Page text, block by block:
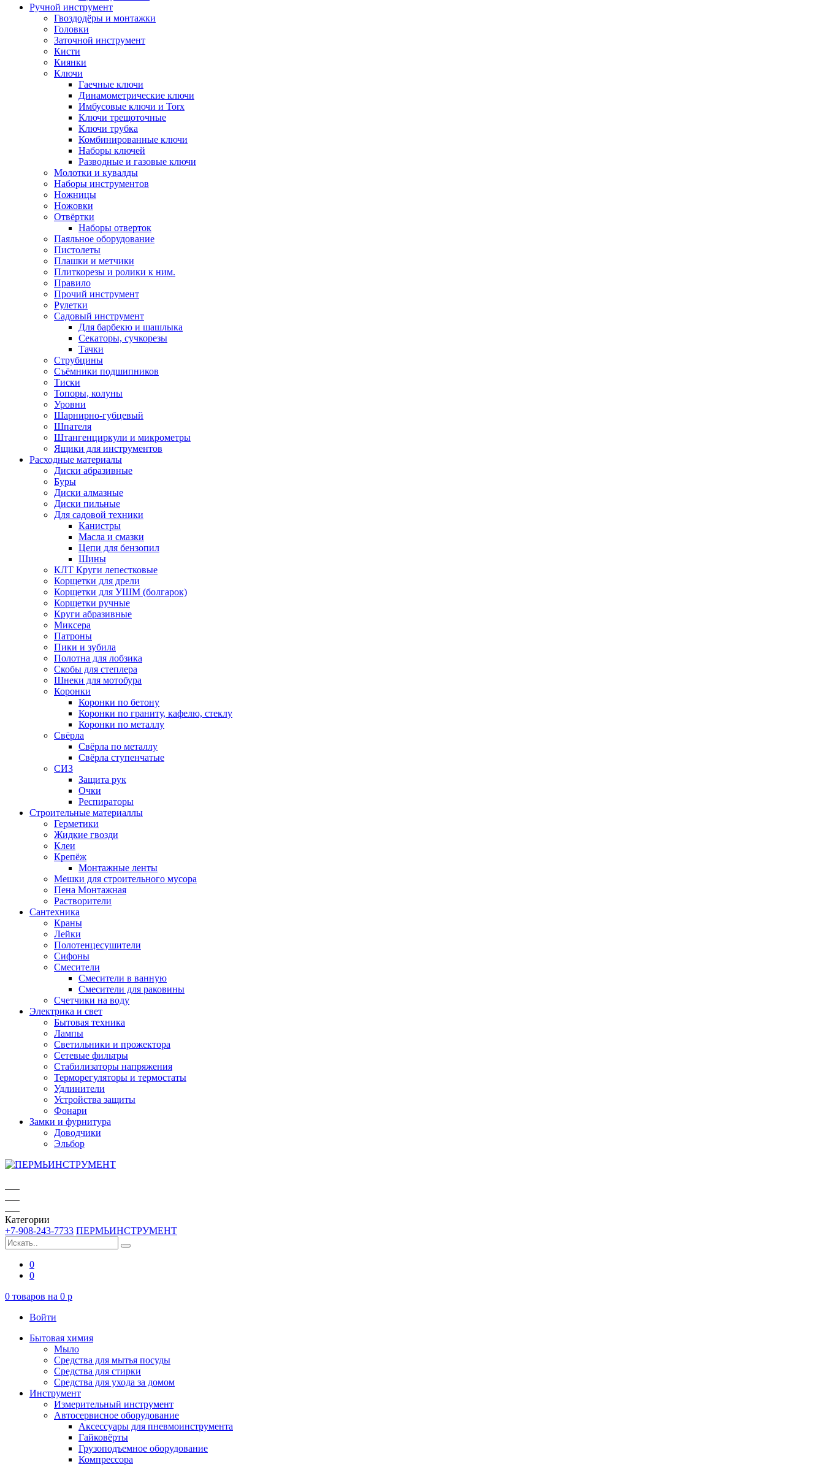
Ручной инструмент
Гвоздодёры и монтажки
Головки
Заточной инструмент
Кисти
Киянки
Ключи
Гаечные ключи
Динамометрические ключи
Имбусовые ключи и Torx
Ключи трещоточные
Ключи трубка
Комбинированные ключи
Наборы ключей
Разводные и газовые ключи
Молотки и кувалды
Наборы инструментов
Ножницы
Ножовки
Отвёртки
Наборы отверток
Паяльное оборудование
Пистолеты
Плашки и метчики
Плиткорезы и ролики к ним.
Правило
Прочий инструмент
Рулетки
Садовый инструмент
Для барбекю и шашлыка
Секаторы, сучкорезы
Тачки
Струбцины
Съёмники подшипников
Тиски
Топоры, колуны
Уровни
Шарнирно-губцевый
Шпателя
Штангенциркули и микрометры
Ящики для инструментов
Расходные материалы
Диски абразивные
Буры
Диски алмазные
Диски пильные
Для садовой техники
Канистры
Масла и смазки
Цепи для бензопил
Шины
КЛТ Круги лепестковые
Корщетки для дрели
Корщетки для УШМ (болгарок)
Корщетки ручные
Круги абразивные
Миксера
Патроны
Пики и зубила
Полотна для лобзика
Скобы для степлера
Шнеки для мотобура
Коронки
Коронки по бетону
Коронки по граниту, кафелю, стеклу
Коронки по металлу
Свёрла
Свёрла по металлу
Свёрла ступенчатые
СИЗ
Защита рук
Очки
Респираторы
Строительные материаллы
Герметики
Жидкие гвозди
Клеи
Крепёж
Монтажные ленты
Мешки для строительного мусора
Пена Монтажная
Растворители
Сантехника
Краны
Лейки
Полотенцесушители
Сифоны
Смесители
Смесители в ванную
Смесители для раковины
Счетчики на воду
Электрика и свет
Бытовая техника
Лампы
Светильники и прожектора
Сетевые фильтры
Стабилизаторы напряжения
Терморегуляторы и термостаты
Удлинители
Устройства защиты
Фонари
Замки и фурнитура
Доводчики
Эльбор
Категории
+7-908-243-7733 ПЕРМЬИНСТРУМЕНТ
0
0
0 товаров на 0 p
Войти
Бытовая химия
Мыло
Средства для мытья посуды
Средства для стирки
Средства для ухода за домом
Инструмент
Измерительный инструмент
Автосервисное оборудование
Аксессуары для пневмоинструмента
Гайковёрты
Грузоподъемное оборудование
Компрессора